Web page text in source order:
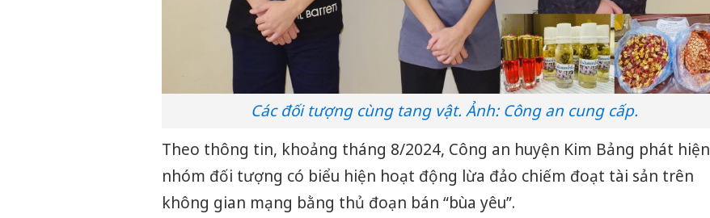
Các đối tượng cùng tang vật. Ảnh: Công an cung cấp.
Theo thông tin, khoảng tháng 8/2024, Công an huyện Kim Bảng phát hiện
nhóm đối tượng có biểu hiện hoạt động lừa đảo chiếm đoạt tài sản trên
không gian mạng bằng thủ đoạn bán “bùa yêu”.